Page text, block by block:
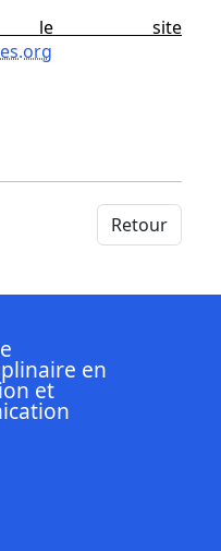
le site
Retour
en
et